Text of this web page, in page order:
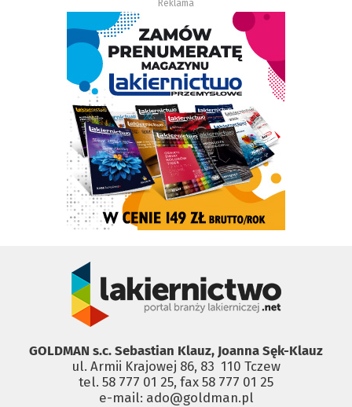
Reklama
GOLDMAN s.c. Sebastian Klauz, Joanna Sęk-Klauz
ul. Armii Krajowej 86, 83 ­ 110 Tczew
tel. 58 777 01 25, fax 58 777 01 25
e-mail: ado@goldman.pl